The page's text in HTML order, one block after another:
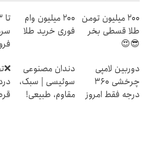
200 میلیون تومن
طلا قسطی بخر
😎😍
200 میلیون وام
فوری خرید طلا
دوربین لامپی
چرخشی 360
درجه فقط امروز
دندان مصنوعی
سوئیسی | سبک،
مقاوم، طبیعی!